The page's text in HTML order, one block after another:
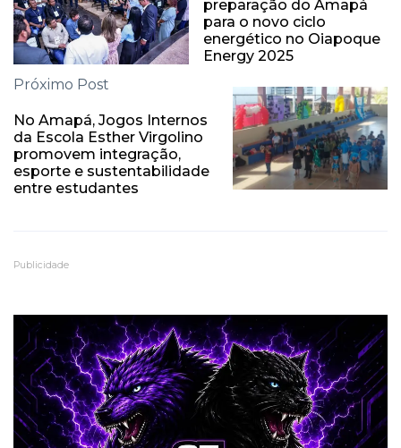
preparação do Amapá
para o novo ciclo
energético no Oiapoque
Energy 2025
Próximo Post
No Amapá, Jogos Internos
da Escola Esther Virgolino
promovem integração,
esporte e sustentabilidade
entre estudantes
Publicidade